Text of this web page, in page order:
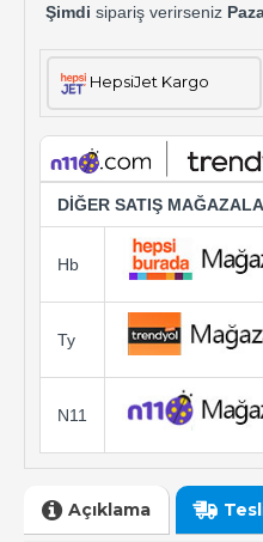
Şimdi sipariş verirseniz
HepsiJet Kargo
DİĞER SATIŞ
Hb
Ty
N11
Açıklama